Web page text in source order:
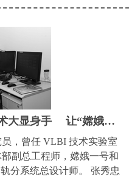
张秀忠 VLBI 天文测量技术大显身手 让“嫦娥奔月”测轨更精准
，曾任 VLBI 技术实验室
副总工程师，嫦娥一号和
分系统总设计师。 张秀忠